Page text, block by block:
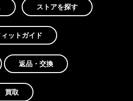
ストアを探す
ットガイド
返品・交換
買取